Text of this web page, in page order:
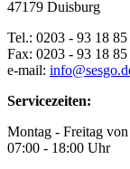
47179 Duisburg
Tel.: 0203 - 93 18 85
Fax: 0203 - 93 18 85
e-mail:
Servicezeiten:
Montag - Freitag von
07:00 - 18:00 Uhr